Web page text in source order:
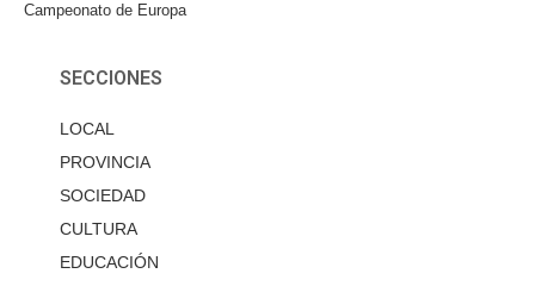
Campeonato de Europa
SECCIONES
LOCAL
PROVINCIA
SOCIEDAD
CULTURA
EDUCACIÓN